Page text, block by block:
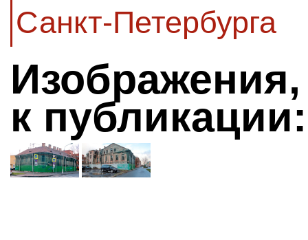
Санкт-Петербурга
к публикации: